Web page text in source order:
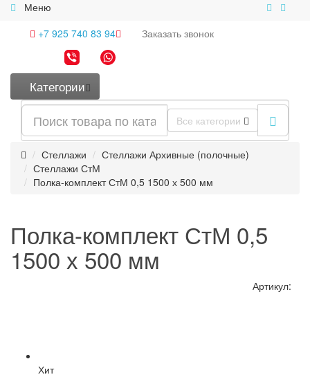
Меню
+7 925 740 83 94
Заказать звонок
Категории
Все категории
Стеллажи
Стеллажи Архивные (полочные)
Стеллажи СтМ
Полка-комплект СтМ 0,5 1500 х 500 мм
Полка-комплект СтМ 0,5
1500 х 500 мм
Артикул:
Хит